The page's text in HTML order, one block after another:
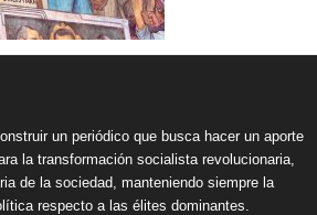
un periódico que busca hacer un aporte
la transformación socialista revolucionaria,
de la sociedad, manteniendo siempre la
respecto a las élites dominantes.